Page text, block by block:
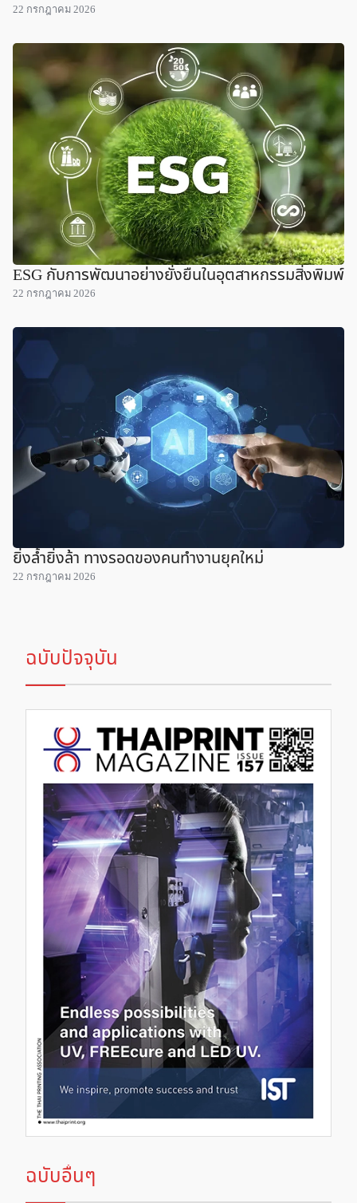
22 กรกฎาคม 2026
ESG กับการพัฒนาอย่างยั่งยืนในอุตสาหกรรมสิ่งพิมพ์
22 กรกฎาคม 2026
ยิ่งล้ำยิ่งล้า ทางรอดของคนทำงานยุคใหม่
22 กรกฎาคม 2026
ฉบับปัจจุบัน
ฉบับอื่นๆ